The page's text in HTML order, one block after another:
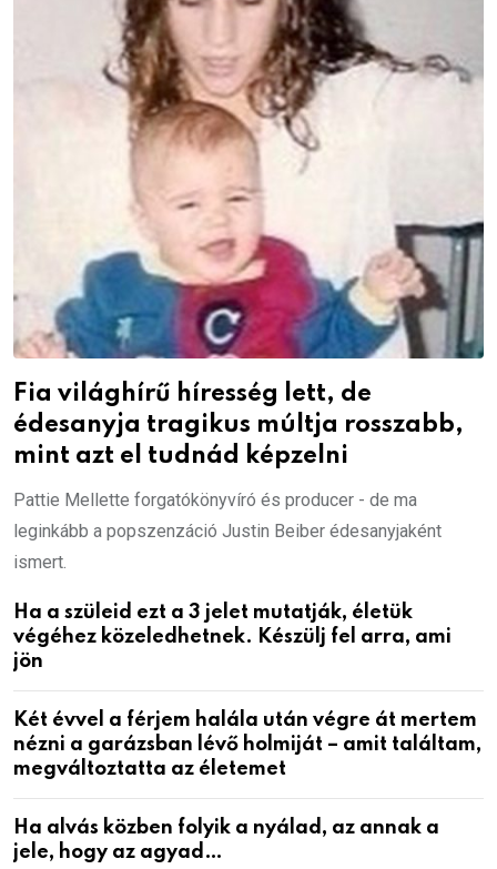
Fia világhírű híresség lett, de
édesanyja tragikus múltja rosszabb,
mint azt el tudnád képzelni
Pattie Mellette forgatókönyvíró és producer - de ma
leginkább a popszenzáció Justin Beiber édesanyjaként
ismert.
Ha a szüleid ezt a 3 jelet mutatják, életük
végéhez közeledhetnek. Készülj fel arra, ami
jön
Két évvel a férjem halála után végre át mertem
nézni a garázsban lévő holmiját – amit találtam,
megváltoztatta az életemet
Ha alvás közben folyik a nyálad, az annak a
jele, hogy az agyad…